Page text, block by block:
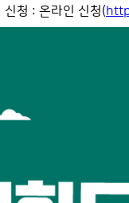
신청 : 온라인 신청(